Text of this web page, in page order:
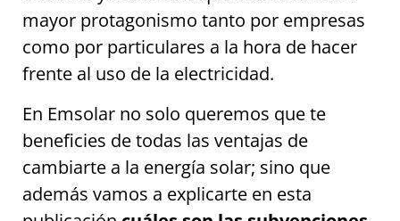
mayor protagonismo tanto por empresas
como por particulares a la hora de hacer
frente al uso de la electricidad.
En Emsolar no solo queremos que te
beneficies de todas las ventajas de
cambiarte a la energía solar; sino que
además vamos a explicarte en esta